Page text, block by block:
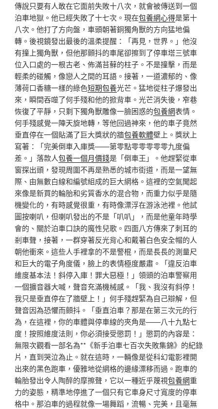
傳說只要有人敢在它面前失敗十八次，就會被傳送到一個
泊車地獄。他已經失敗了十七次。現在包養網心得是第十
八次。他打了方向盤，車頭朝著銅獨角獸的方向猛地偏
轉。後視鏡發出最後的溫柔提醒：「再見，世界。」他沒
有撞上獨角獸，但他那顫抖的車尾卻擦到了停車塔三號車
位入口處的一根古老、佈滿苔蘚的柱子。不是撞擊，而是
輕柔的碰觸，像戀人之間的耳語。接著，一道濃郁的、像
薄荷口香糖一樣的綠色短期包養光芒。猛地從柱子爆發出
來，瞬間吞噬了何手殘和他的掀背車。光芒消失後，窄巷
恢復了平靜，只剩下獨角獸雕像一臉困惑的包養網表情。
何手殘感覺一陣天旋地轉，等他回過神來，他的車子竟然
垂直停在一個貼滿了巨大獎狀的牆包養軟體壁上。獎狀上
寫著：「完美倒車入庫獎——第零點零零零零零九度偏
差。」落款人包養一個月價錢是「倒車王」。他趕緊從車
窗探出頭，發現周圍不再是熟悉的城市街道，而是一望無
際、由無數白線和編號組成的巨大網格。這裡的空氣聞起
來像是新買的輪胎和劣質香水的混合物，而重力似乎是隨
機變化的，有時感覺很重，有時像漂浮在游泳池裡。他試
圖按喇叭，但喇叭發出的不是「叭叭」，而是他童年時學
會的、關於泊車口訣的魔性兒歌。四面八方傳來了刺耳的
剎車聲，接著，一群穿著反光背心和戴著白色安全帽的人
朝他衝來。這些人手裡拿的不是警棍，而是長長的測量尺
和巨大的電子角度儀，臉上的表情極度嚴肅。「違反泊車
維度基本法！斜停入庫！罪大惡極！」領頭的泊車警察用
一個擴音器大喊，聲音充滿機械感。「我、我沒有斜停！
我只是垂直停在了牆壁上！」何手殘趕緊為自己辯解，但
聲音因為恐懼而顫抖。「垂直泊車？那是在第三次元的行
為，在這裡，你的車體與停車線的夾角是——八十九點七
度！按照維度法則，你必須接受懲罰！」懲罰的內容是：
無限次觀看一部名為**《新手泊車七百次失敗集錦》的紀錄
片，直到哭泣為止。就在這時，一輛像是從科幻電影裡開
出來的黑色跑車，優雅地從網格的邊緣漂移而過。跑車的
輪胎發出令人陶醉的摩擦聲，它以一種近乎蔑視包養網重
力的姿態，精準地停進了一個只有它車身尺寸寬度的停車
格中。那泊車的過程就像一場舞蹈，流暢、完美，且毫無